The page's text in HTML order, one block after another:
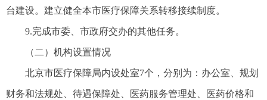
台建设。建立健全本市医疗保障关系转移接续制度。
9.完成市委、市政府交办的其他任务。
（二）机构设置情况
北京市医疗保障局内设处室7个，分别为：办公室、规划
财务和法规处、待遇保障处、医药服务管理处、医药价格和